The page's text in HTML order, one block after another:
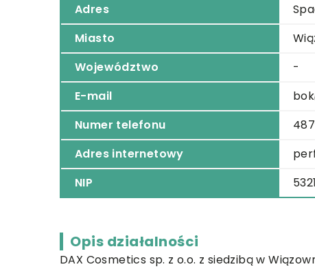
Adres
Miasto
Województwo
-
E-mail
Numer telefonu
Adres internetowy
NIP
Opis działalności
DAX Cosmetics sp. z o.o. z siedzibą w